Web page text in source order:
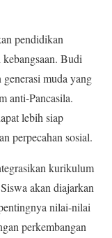
pendidikan
Budi
muda yang
anti-Pancasila.
lebih siap
perpecahan sosial.
kurikulum
akan diajarkan
nilai-nilai
perkembangan